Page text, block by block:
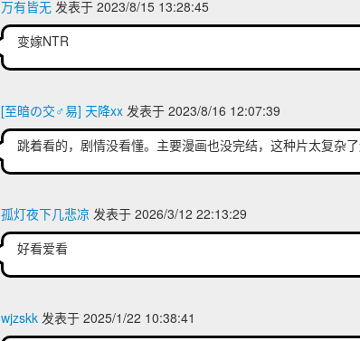
万有皆无发表于 2023/8/15 13:28:45
变嫁NTR
[至暗の交♂易] 天降xx发表于 2023/8/16 12:07:39
跳着看的，剧情没看懂。主要漫画也没完结，这种片太复杂
孤灯夜下几悲凉 发表于 2026/3/12 22:13:29
好看爱看
wjzskk发表于 2025/1/22 10:38:41